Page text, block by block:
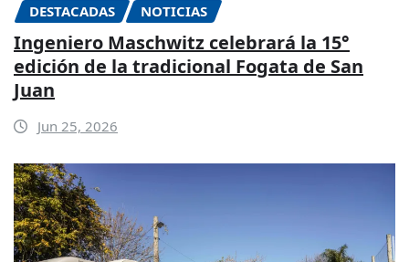
DESTACADAS NOTICIAS
Ingeniero Maschwitz celebrará la 15°
edición de la tradicional Fogata de San
Juan
Jun 25, 2026